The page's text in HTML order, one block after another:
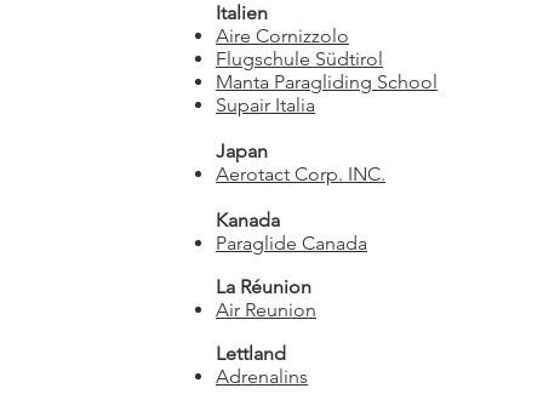
Italien
Aire Cornizzolo
Flugschule Südtirol
Manta Paragliding School
Supair Italia
Japan
Aerotact Corp. INC.
Kanada
Paraglide Canada
La Réunion
Air Reunion
Lettland
Adrenalins